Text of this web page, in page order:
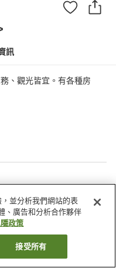
訊
、觀光皆宜。有各種房
場
販賣機
並分析我們網站的表
、廣告和分析合作夥伴
政策
接受所有